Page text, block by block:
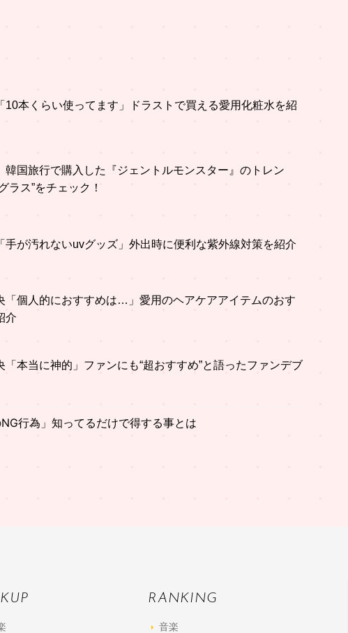
10本くらい使ってます」ドラストで買える愛用化粧水を紹
韓国旅行で購入した『ジェントルモンスター』のトレン
ラス”をチェック！
手が汚れないuvグッズ」外出時に便利な紫外線対策を紹介
「個人的におすすめは…」愛用のヘアケアアイテムのおす
介
「本当に神的」ファンにも“超おすすめ”と語ったファンデブ
行為」知ってるだけで得する事とは
RANKING
音楽